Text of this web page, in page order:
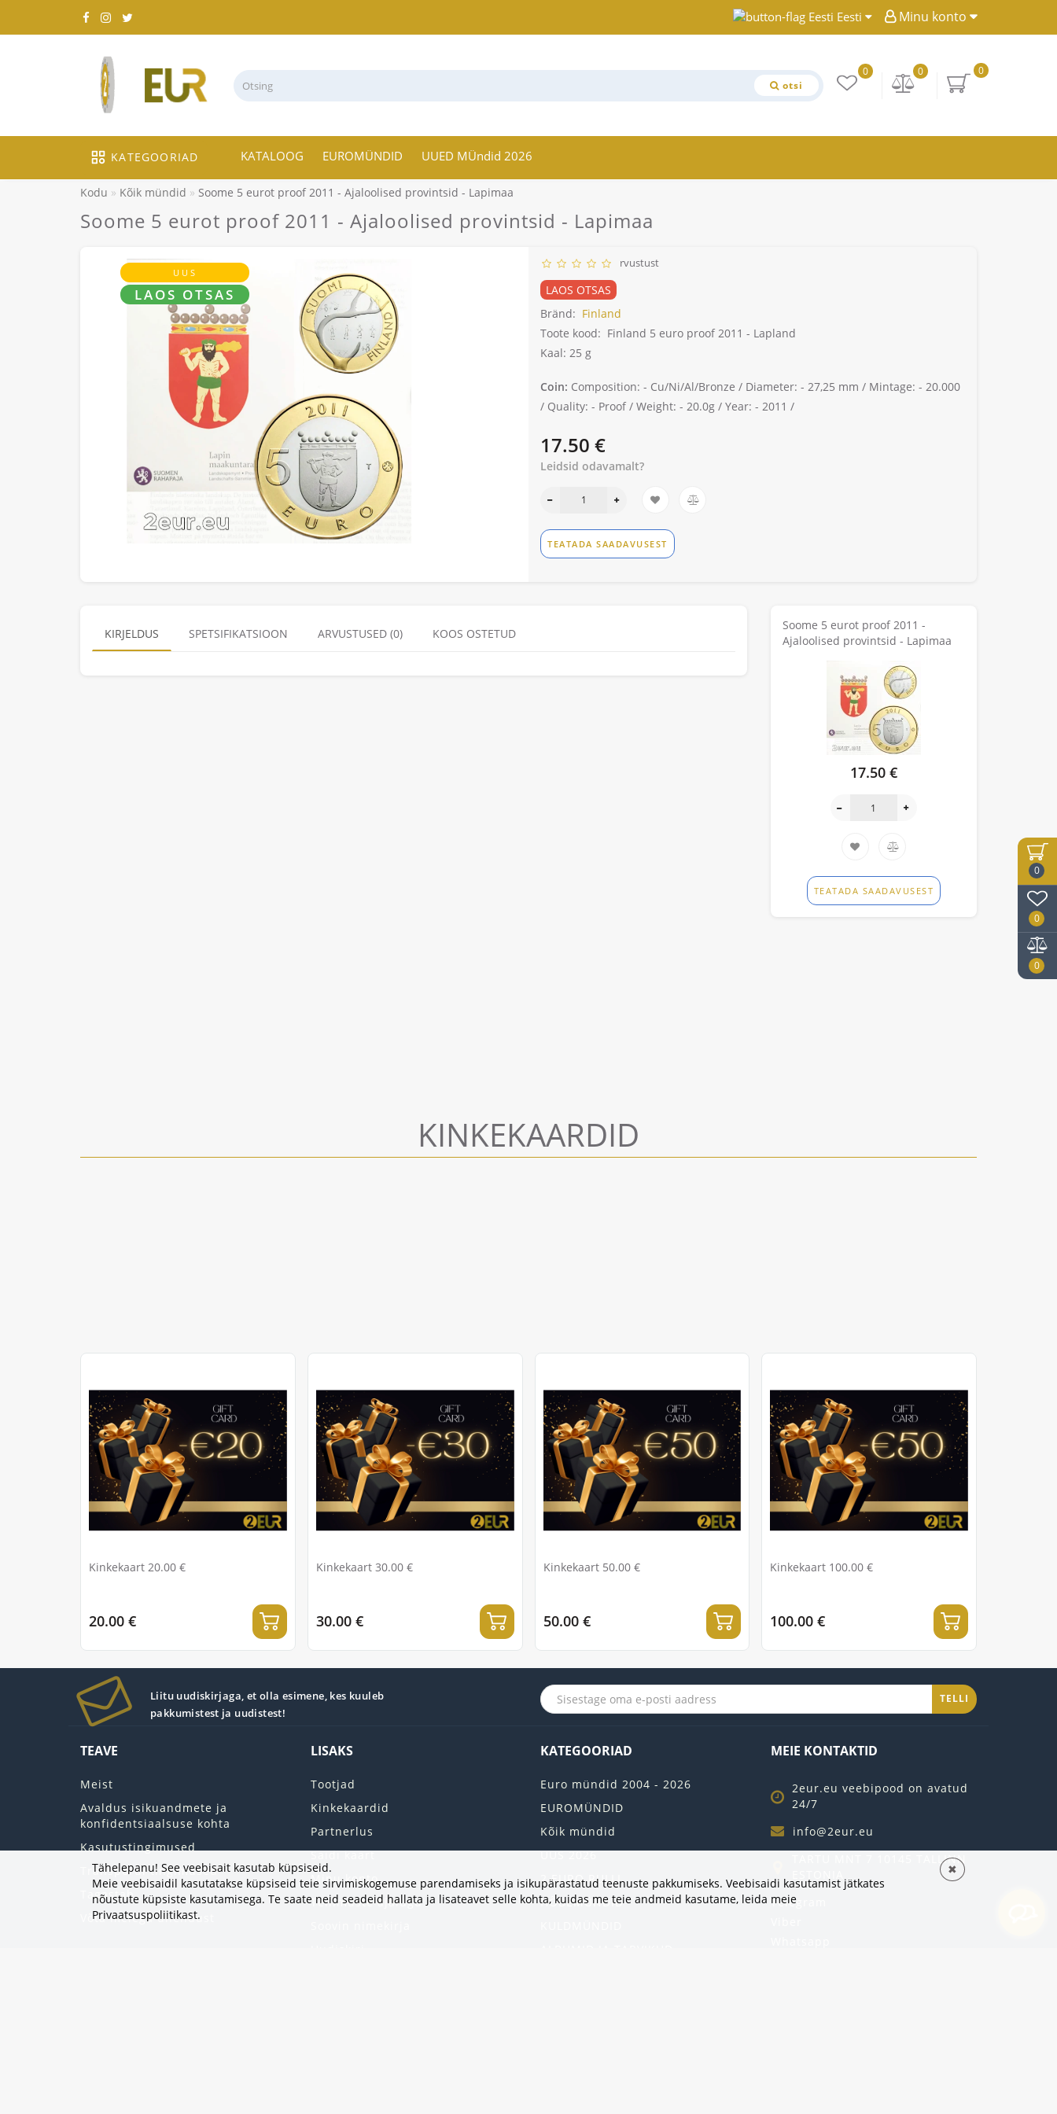
0
0
0
Minu konto
Eesti
otsi
0
0
0
KATEGOORIAD KATALOOG EUROMÜNDID UUED MÜndid 2026
Kodu Kõik mündid Soome 5 eurot proof 2011 - Ajaloolised provintsid - Lapimaa
Soome 5 eurot proof 2011 - Ajaloolised provintsid - Lapimaa
UUS
LAOS OTSAS
rvustust
LAOS OTSAS
Bränd: Finland
Toote kood: Finland 5 euro proof 2011 - Lapland
Kaal: 25 g
Coin: Composition: - Cu/Ni/Al/Bronze / Diameter: - 27,25 mm / Mintage: - 20.000
/ Quality: - Proof / Weight: - 20.0g / Year: - 2011 /
17.50 €
Leidsid odavamalt?
TEATADA SAADAVUSEST
KIRJELDUS SPETSIFIKATSIOON ARVUSTUSED (0) KOOS OSTETUD
Soome 5 eurot proof 2011 -
Ajaloolised provintsid - Lapimaa
17.50 €
TEATADA SAADAVUSEST
KINKEKAARDID
Kinkekaart 20.00 €
20.00 €
Kinkekaart 30.00 €
30.00 €
Kinkekaart 50.00 €
50.00 €
Kinkekaart 100.00 €
100.00 €
Liitu uudiskirjaga, et olla esimene, kes kuuleb
pakkumistest ja uudistest!
TELLI
TEAVE
Meist
Avaldus isikuandmete ja
konfidentsiaalsuse kohta
Kasutustingimused
Transpordi tingimused
Tagastab
Võta meiega ühendust
LISAKS
Tootjad
Kinkekaardid
Partnerlus
Saidi kaart
Minu konto
Tellimuste ajalugu
KATEGOORIAD
Euro mündid 2004 - 2026
EUROMÜNDID
Kõik mündid
UUS 2026
2 EURO RULLI
HÕBEMÜNDID
MEIE KONTAKTID
2eur.eu veebipood on avatud
24/7
info@2eur.eu
TARTU MNT 7 10145 TALLINN
Telegram
Tähelepanu! See veebisait kasutab küpsiseid.
Meie veebisaidil kasutatakse küpsiseid teie sirvimiskogemuse parendamiseks ja isikupärastatud teenuste pakkumiseks. Veebisaidi kasutamist jätkates
nõustute küpsiste kasutamisega. Te saate neid seadeid hallata ja lisateavet selle kohta, kuidas me teie andmeid kasutame, leida meie
Privaatsuspoliitikast.
✖